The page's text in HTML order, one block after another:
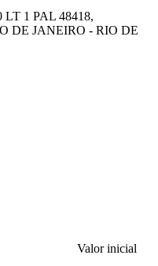
1 PAL 48418,
DE JANEIRO - RIO DE
Valor inicial